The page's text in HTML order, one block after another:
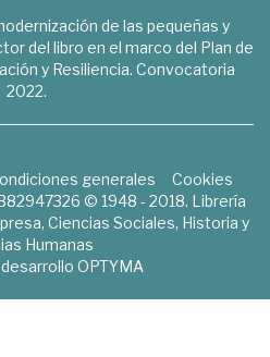
de las pequeñas y
del libro en el marco del Plan de
y Resiliencia. Convocatoria
2022.
generales
Cookies
© 1948 - 2018. Librería
Ciencias Sociales, Historia y
Humanas
OPTYMA